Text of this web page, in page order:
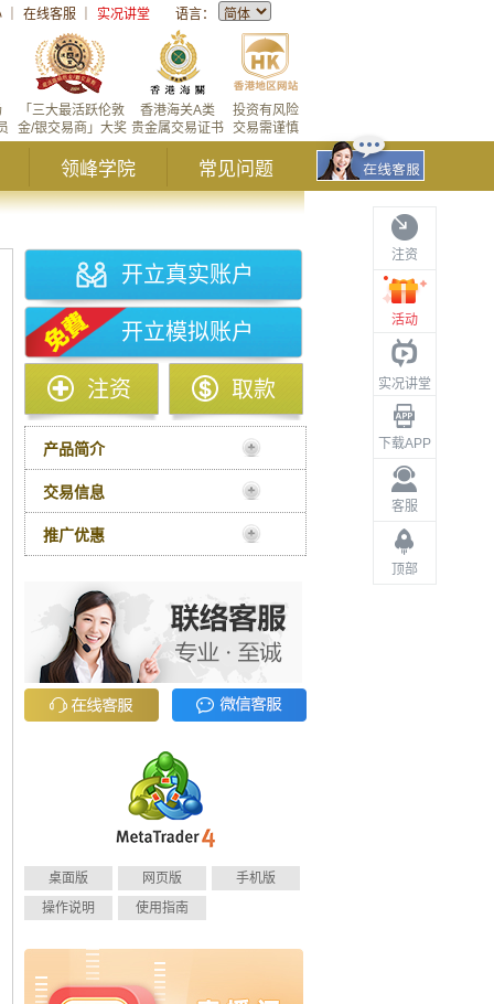
在线客服 实况讲堂 语言：
投资有风险
交易需谨慎
香港海关A类
贵金属交易证书
「三大最活跃伦敦
金/银交易商」大奖
领峰学院 常见问题
注资
活动
实况讲堂
下载APP
客服
顶部
开立真实账户
开立模拟账户
注资 取款
产品简介
交易信息
推广优惠
桌面版 网页版
手机版
操作说明
使用指南